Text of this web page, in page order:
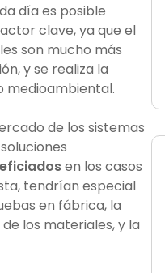
día es posible
clave, ya que el
son mucho más
y se realiza la
medioambiental.
de los sistemas
en los casos
tendrían especial
en fábrica, la
de los materiales, y la